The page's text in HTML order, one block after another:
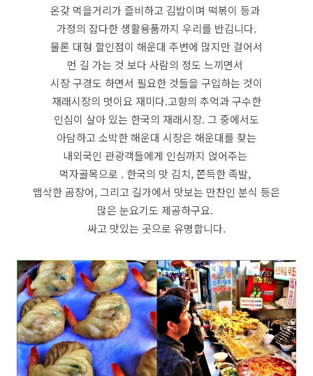
온갖 먹을거리가 즐비하고 김밥이며 떡볶이 등과
가정의 잡다한 생활용품까지 우리를 반김니다.
물론 대형 할인점이 해운대 주변에 많지만 걸어서
먼 길 가는 것 보다 사람의 정도 느끼면서
시장 구경도 하면서 필요한 것들을 구입하는 것이
재래시장의 멋이요 재미다.고향의 추억과 구수한
인심이 살아 있는 한국의 재래시장. 그 중에서도
아담하고 소박한 해운대 시장은 해운대를 찾는
내외국인 관광객들에게 인심까지 얹어주는
먹자골목으로 . 한국의 맛 김치, 쫀득한 족발,
맵삭한 곰장어, 그리고 길가에서 맛보는 만찬인 분식 등은
많은 눈요기도 제공하구요.
싸고 맛있는 곳으로 유명합니다.